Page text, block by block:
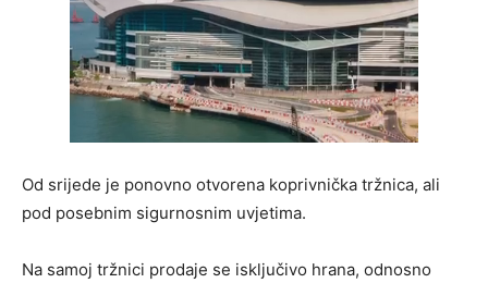
Od srijede je ponovno otvorena koprivnička tržnica, ali
pod posebnim sigurnosnim uvjetima.
Na samoj tržnici prodaje se isključivo hrana, odnosno